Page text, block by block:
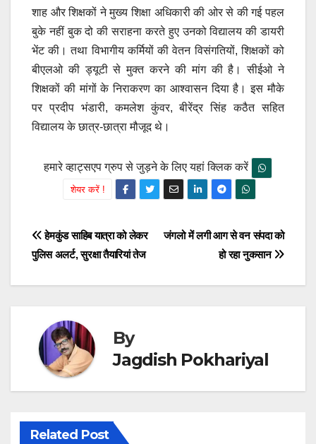
शाह और शिक्षकों ने मुख्य शिक्षा अधिकारी की ओर से की गई पहल
बुके नहीं बुक दो की सराहना करते हुए उनको विद्यालय की डायरी
भेंट की। तथा विभागीय कर्मियों की वेतन विसंगतियों, शिक्षकों को
बीएलओ की ड्यूटी से मुक्त करने की मांग की है। सीईओ ने
शिक्षकों की मांगों के निराकरण का आश्वासन दिया है। इस मौके
पर प्रदीप भंडारी, कमलेश कुंवर, बीरेंद्र सिंह कठैत सहित
विद्यालय के छात्र-छात्रा मौजूद थे।
हमारे व्हाट्सएप ग्रुप से जुड़ने के लिए यहां क्लिक करें
शेयर करें !
Post
navigation
जंगलो में लगी आग से वन संपदा को
हो रहा नुकसान
हेमकुंड साहिब यात्रा को लेकर
पुलिस अलर्ट, सुरक्षा तैयारियां तेज
By
Jagdish Pokhariyal
Related Post